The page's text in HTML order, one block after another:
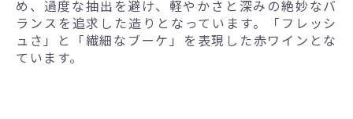
め、過度な抽出を避け、軽やかさと深みの絶妙なバ
ランスを追求した造りとなっています。「フレッシ
ュさ」と「繊細なブーケ」を表現した赤ワインとな
ています。